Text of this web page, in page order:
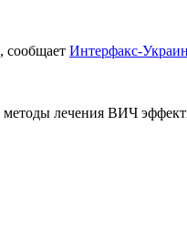
сообщает Интерфакс-
лечения ВИЧ